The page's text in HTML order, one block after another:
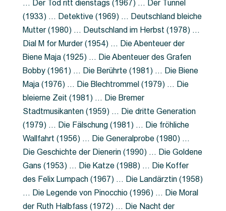
… Der Tod ritt dienstags (1967) … Der Tunnel
(1933) … Detektive (1969) … Deutschland bleiche
Mutter (1980) … Deutschland im Herbst (1978) …
Dial M for Murder (1954) … Die Abenteuer der
Biene Maja (1925) … Die Abenteuer des Grafen
Bobby (1961) … Die Berührte (1981) … Die Biene
Maja (1976) … Die Blechtrommel (1979) … Die
bleierne Zeit (1981) … Die Bremer
Stadtmusikanten (1959) … Die dritte Generation
(1979) … Die Fälschung (1981) … Die fröhliche
Wallfahrt (1956) … Die Generalprobe (1980) …
Die Geschichte der Dienerin (1990) … Die Goldene
Gans (1953) … Die Katze (1988) … Die Koffer
des Felix Lumpach (1967) … Die Landärztin (1958)
… Die Legende von Pinocchio (1996) … Die Moral
der Ruth Halbfass (1972) … Die Nacht der